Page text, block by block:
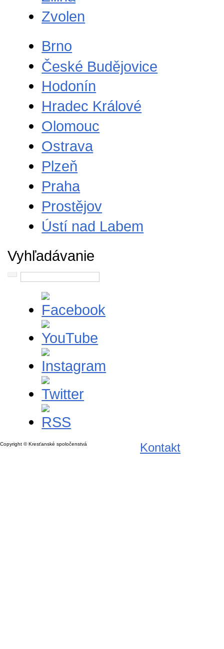
Zvolen
Brno
České Budějovice
Hodonín
Hradec Králové
Olomouc
Ostrava
Plzeň
Praha
Prostějov
Ústí nad Labem
Vyhľadávanie
Copyright © Kresťanské spoločenstvá Kontakt